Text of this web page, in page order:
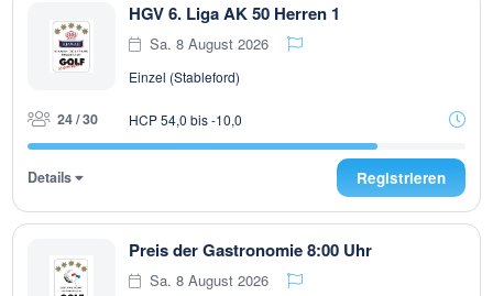
HGV 6. Liga AK 50 Herren 1
Sa. 8 August 2026
Einzel (Stableford)
24 / 30 HCP 54,0 bis -10,0
Details Registrieren
Preis der Gastronomie 8:00 Uhr
Sa. 8 August 2026